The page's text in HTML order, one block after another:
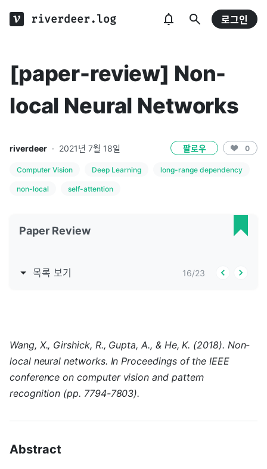
riverdeer.log 로그인
[paper-review] Non-
local Neural Networks
riverdeer · 2021년 7월 18일 팔로우 0
Computer Vision Deep Learning long-range dependency
non-local self-attention
Paper Review
목록 보기 16/23
Wang, X., Girshick, R., Gupta, A., & He, K. (2018). Non-
local neural networks. In Proceedings of the IEEE
conference on computer vision and pattern
recognition (pp. 7794-7803).
Abstract